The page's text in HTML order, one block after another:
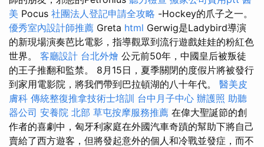
美 Pocus 社團法人登記申請全攻略 -Hockey的爪子之一。
優秀室內設計師推薦 Greta html Gerwig是Ladybird導演
的新現場演奏芭比電影，指導觀眾到流行遊戲娃娃的粉紅色
世界。 客廳設計 台北外燴 公元前50年，中國皇后被叛徒
的王子推翻和監禁。 8月15日，夏季關閉的度假片將被發行
到家用電影院，將我們帶到巴拉頓湖的八十年代。 醫美皮
膚科 傳統整復推拿技術士培訓 台中月子中心 辦護照 助聽
器公司 安養院 北部 草屯按摩服務推薦 在偉大聖誕節的創
作者的喜劇中，匈牙利家庭在外國汽車奇蹟的幫助下將自己
賣給了西方遊客，但將發起意外的個人和冷戰並發症，而不